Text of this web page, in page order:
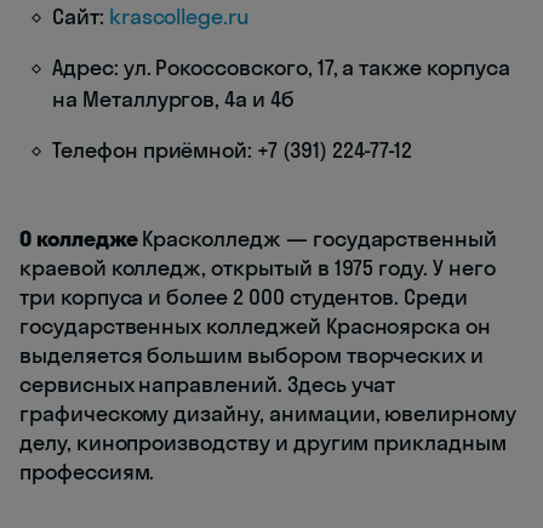
Сайт: krascollege.ru
Адрес: ул. Рокоссовского, 17, а также корпуса
на Металлургов, 4а и 4б
Телефон приёмной: +7 (391) 224-77-12
О колледжеКрасколледж — государственный
краевой колледж, открытый в 1975 году. У него
три корпуса и более 2 000 студентов. Среди
государственных колледжей Красноярска он
выделяется большим выбором творческих и
сервисных направлений. Здесь учат
графическому дизайну, анимации, ювелирному
делу, кинопроизводству и другим прикладным
профессиям.